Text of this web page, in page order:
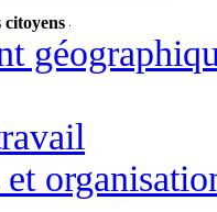
citoyens